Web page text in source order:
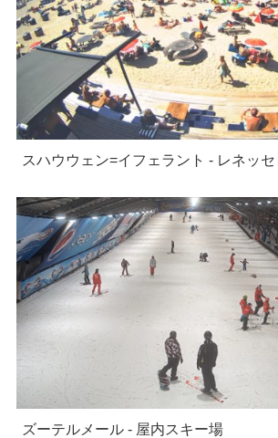
スハウウェン=イフェラント - レネッ
ズーテルメール - 屋内スキー場